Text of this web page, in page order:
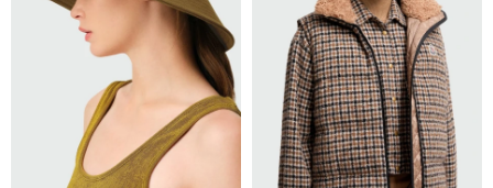
SELECCIONAR TALLE SELECCIONAR TALLE